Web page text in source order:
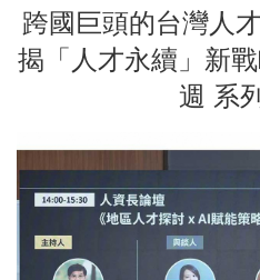
跨國巨頭的台灣人
揭「人才永續」新
週 系